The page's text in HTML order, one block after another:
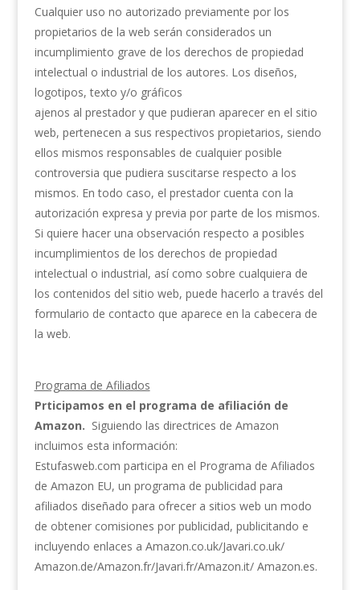
Cualquier uso no autorizado previamente por los
propietarios de la web serán considerados un
incumplimiento grave de los derechos de propiedad
intelectual o industrial de los autores. Los diseños,
logotipos, texto y/o gráficos
ajenos al prestador y que pudieran aparecer en el sitio
web, pertenecen a sus respectivos propietarios, siendo
ellos mismos responsables de cualquier posible
controversia que pudiera suscitarse respecto a los
mismos. En todo caso, el prestador cuenta con la
autorización expresa y previa por parte de los mismos.
Si quiere hacer una observación respecto a posibles
incumplimientos de los derechos de propiedad
intelectual o industrial, así como sobre cualquiera de
los contenidos del sitio web, puede hacerlo a través del
formulario de contacto que aparece en la cabecera de
la web.
Programa de Afiliados
Prticipamos en el programa de afiliación de
Amazon. Siguiendo las directrices de Amazon
incluimos esta información:
Estufasweb.com participa en el Programa de Afiliados
de Amazon EU, un programa de publicidad para
afiliados diseñado para ofrecer a sitios web un modo
de obtener comisiones por publicidad, publicitando e
incluyendo enlaces a Amazon.co.uk/Javari.co.uk/
Amazon.de/Amazon.fr/Javari.fr/Amazon.it/ Amazon.es.